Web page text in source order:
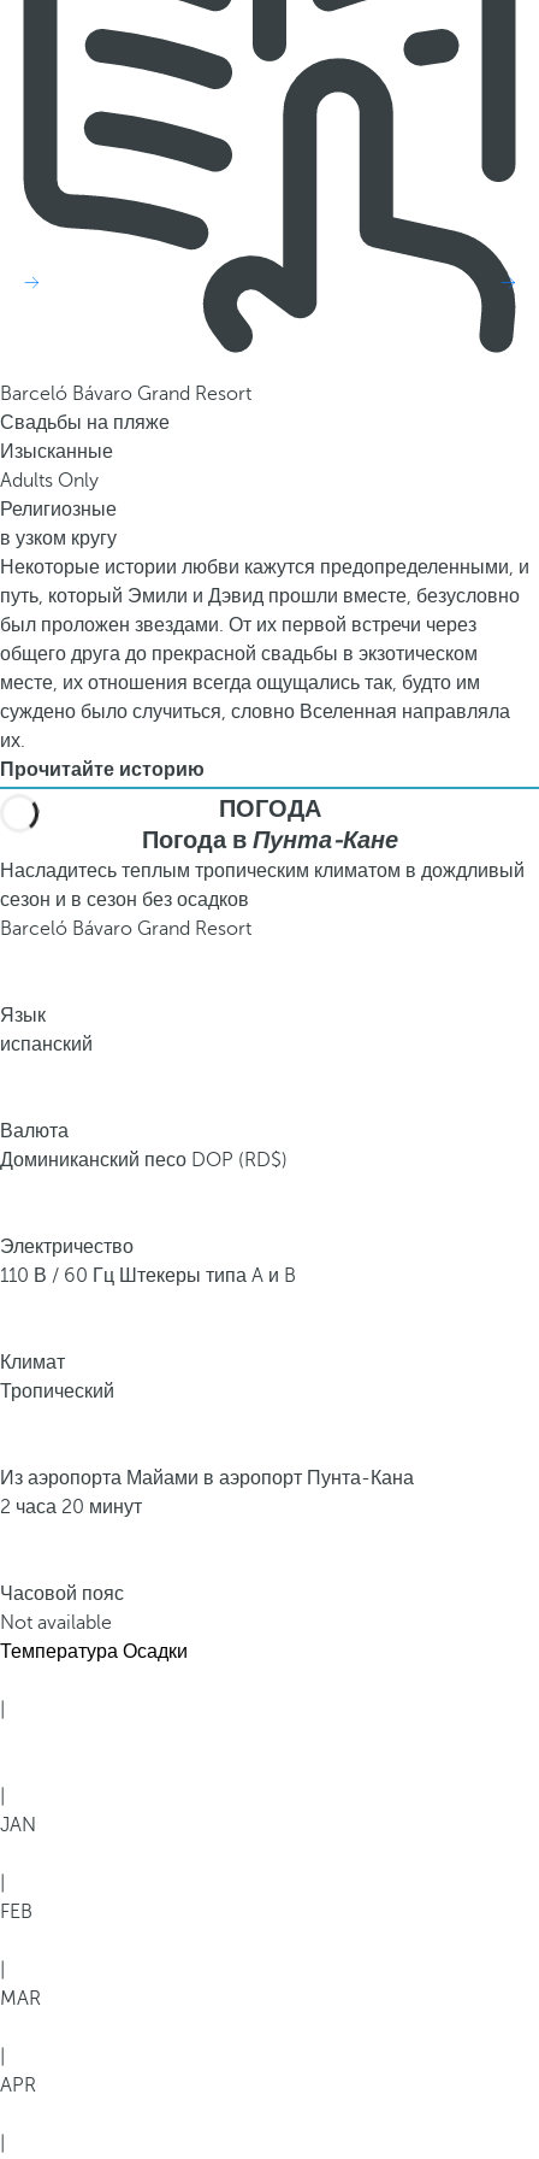
Barceló Bávaro Grand Resort
Свадьбы на пляже
Изысканные
Adults Only
Религиозные
в узком кругу
Некоторые истории любви кажутся предопределенными, и
путь, который Эмили и Дэвид прошли вместе, безусловно
был проложен звездами. От их первой встречи через
общего друга до прекрасной свадьбы в экзотическом
месте, их отношения всегда ощущались так, будто им
суждено было случиться, словно Вселенная направляла
их.
Прочитайте историю
ПОГОДА
Погода в Пунта-Кане
Насладитесь теплым тропическим климатом в дождливый
сезон и в сезон без осадков
Barceló Bávaro Grand Resort
Язык
испанский
Валюта
Доминиканский песо DOP (RD$)
Электричество
110 В / 60 Гц Штекеры типа A и B
Климат
Тропический
Из аэропорта Майами в аэропорт Пунта-Кана
2 часа 20 минут
Часовой пояс
Not available
Температура Осадки
JAN
FEB
MAR
APR